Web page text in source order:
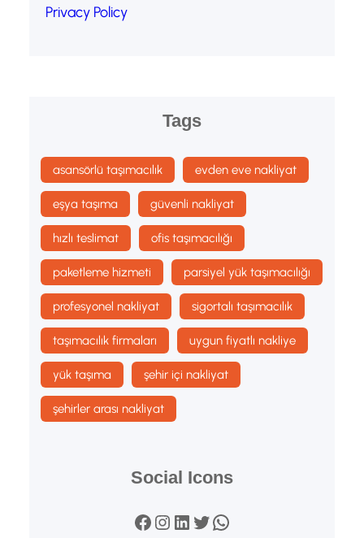
Privacy Policy
Tags
asansörlü taşımacılık evden eve nakliyat
eşya taşıma güvenli nakliyat
hızlı teslimat ofis taşımacılığı
paketleme hizmeti parsiyel yük taşımacılığı
profesyonel nakliyat sigortalı taşımacılık
taşımacılık firmaları uygun fiyatlı nakliye
yük taşıma şehir içi nakliyat
şehirler arası nakliyat
Social Icons
Facebook Instagram LinkedIn Twitter WhatsApp